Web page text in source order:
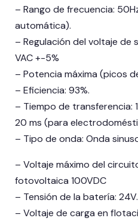
– Rango de frecuencia:
automática).
– Regulación del voltaje de
VAC +-5%
– Potencia máxima (picos
– Eficiencia: 93%.
– Tiempo de transferencia:
20 ms (para
– Tipo de onda: Onda
– Voltaje máximo del
fotovoltaica 100VDC
– Tensión de la batería: 24V.
– Voltaje de carga en